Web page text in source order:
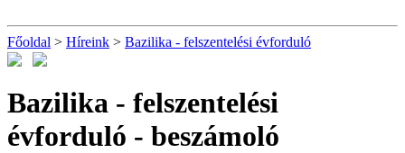
Főoldal > Híreink > Bazilika - felszentelési évforduló
Bazilika - felszentelési
évforduló - beszámoló